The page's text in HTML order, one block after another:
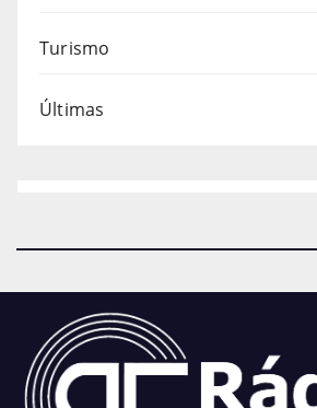
Turismo
Últimas